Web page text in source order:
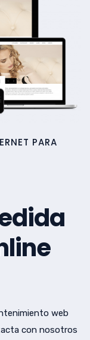
PARA
web
con nosotros